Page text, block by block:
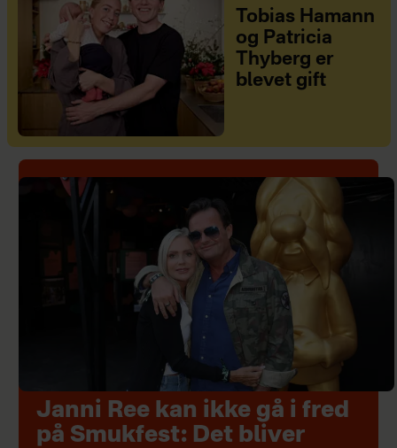
Tobias Hamann
og Patricia
Thyberg er
blevet gift
Janni Ree kan ikke gå i fred
på Smukfest: Det bliver